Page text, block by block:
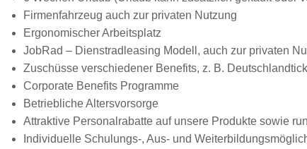
Firmenfahrzeug auch zur privaten Nutzung
Ergonomischer Arbeitsplatz
JobRad – Dienstradleasing Modell, auch zur privaten
Zuschüsse verschiedener Benefits, z. B.
Corporate Benefits Programme
Betriebliche Altersvorsorge
Attraktive Personalrabatte auf unsere Produkte sowie
Individuelle Schulungs-, Aus- und